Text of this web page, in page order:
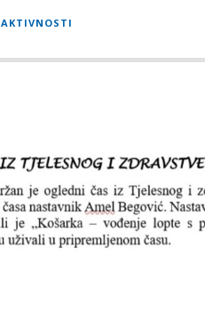
AKTIVNOSTI